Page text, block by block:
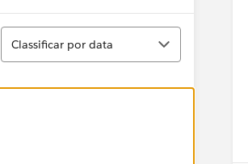
Classificar
Classificar por data